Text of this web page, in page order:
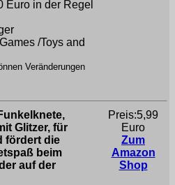
Euro in der Regel
/Toys and
Veränderungen
Glitzer, für
fördert die
beim
auf der
Preis:5,99
Euro
Zum
Amazon
Shop